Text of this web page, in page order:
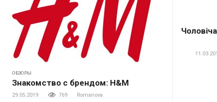
ОБЗОРЫ
Знакомство с брендом: H&M
29.05.2019 769 Romanova